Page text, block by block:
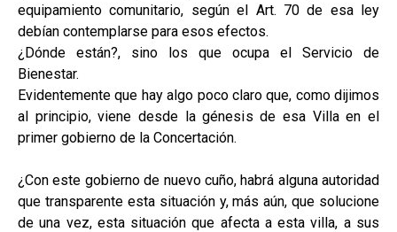
equipamiento comunitario, según el Art. 70 de esa ley
debían contemplarse para esos efectos.
¿Dónde están?, sino los que ocupa el Servicio de
Bienestar.
Evidentemente que hay algo poco claro que, como dijimos
al principio, viene desde la génesis de esa Villa en el
primer gobierno de la Concertación.
¿Con este gobierno de nuevo cuño, habrá alguna autoridad
que transparente esta situación y, más aún, que solucione
de una vez, esta situación que afecta a esta villa, a sus